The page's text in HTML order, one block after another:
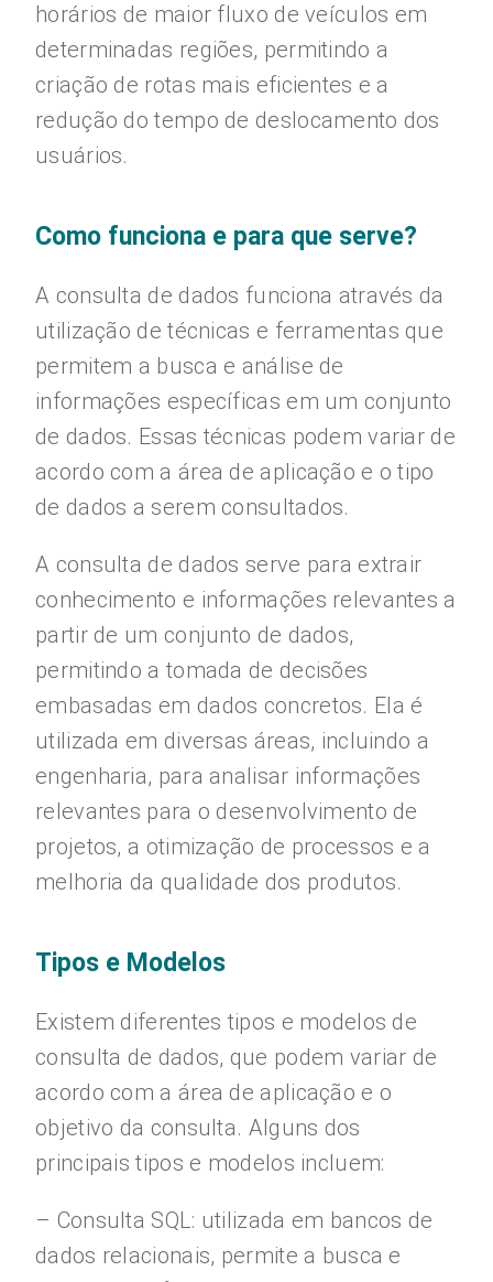
horários de maior fluxo de veículos em
determinadas regiões, permitindo a
criação de rotas mais eficientes e a
redução do tempo de deslocamento dos
usuários.
Como funciona e para que serve?
A consulta de dados funciona através da
utilização de técnicas e ferramentas que
permitem a busca e análise de
informações específicas em um conjunto
de dados. Essas técnicas podem variar de
acordo com a área de aplicação e o tipo
de dados a serem consultados.
A consulta de dados serve para extrair
conhecimento e informações relevantes a
partir de um conjunto de dados,
permitindo a tomada de decisões
embasadas em dados concretos. Ela é
utilizada em diversas áreas, incluindo a
engenharia, para analisar informações
relevantes para o desenvolvimento de
projetos, a otimização de processos e a
melhoria da qualidade dos produtos.
Tipos e Modelos
Existem diferentes tipos e modelos de
consulta de dados, que podem variar de
acordo com a área de aplicação e o
objetivo da consulta. Alguns dos
principais tipos e modelos incluem:
– Consulta SQL: utilizada em bancos de
dados relacionais, permite a busca e